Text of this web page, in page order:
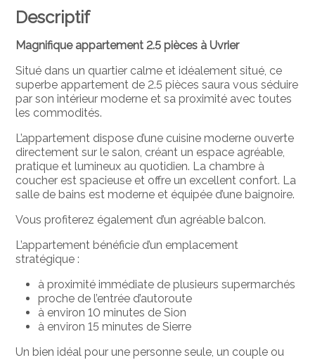
Descriptif
Magnifique appartement 2.5 pièces à Uvrier
Situé dans un quartier calme et idéalement situé, ce
superbe appartement de 2.5 pièces saura vous séduire
par son intérieur moderne et sa proximité avec toutes
les commodités.
L’appartement dispose d’une cuisine moderne ouverte
directement sur le salon, créant un espace agréable,
pratique et lumineux au quotidien. La chambre à
coucher est spacieuse et offre un excellent confort. La
salle de bains est moderne et équipée d’une baignoire.
Vous profiterez également d’un agréable balcon.
L’appartement bénéficie d’un emplacement
stratégique :
à proximité immédiate de plusieurs supermarchés
proche de l’entrée d’autoroute
à environ 10 minutes de Sion
à environ 15 minutes de Sierre
Un bien idéal pour une personne seule, un couple ou